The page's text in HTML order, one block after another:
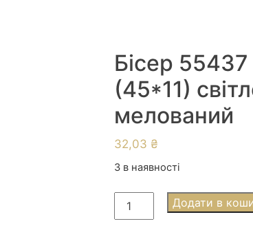
Бісер
(45*11)
мелований
32,03 ₴
3 в наявності
Бісер
55437
Додати в